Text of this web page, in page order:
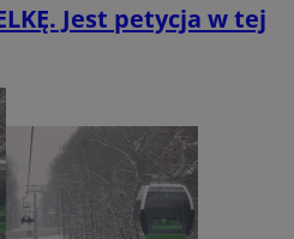
Jest petycja w tej